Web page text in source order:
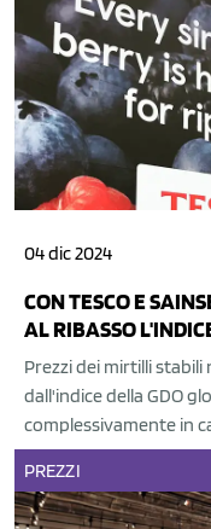
04 dic 2024
CON TESCO E
AL RIBASSO
Prezzi dei mirtilli stabili
dall'indice della GDO
complessivamente in
PREZZI